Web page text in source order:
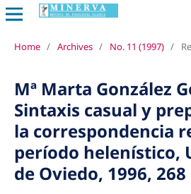
Home / Archives / No. 11 (1997) /
Mª Marta González
Sintaxis casual y
la correspondencia
período helenístico,
de Oviedo, 1996, 268